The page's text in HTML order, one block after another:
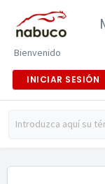
Bienvenido
INICIAR SESIÓN